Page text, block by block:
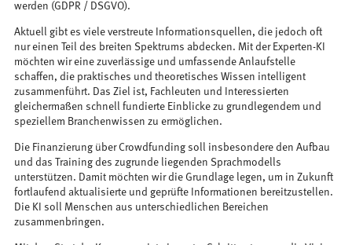
werden (GDPR / DSGVO).
Aktuell gibt es viele verstreute Informationsquellen, die jedoch oft
nur einen Teil des breiten Spektrums abdecken. Mit der Experten-KI
möchten wir eine zuverlässige und umfassende Anlaufstelle
schaffen, die praktisches und theoretisches Wissen intelligent
zusammenführt. Das Ziel ist, Fachleuten und Interessierten
gleichermaßen schnell fundierte Einblicke zu grundlegendem und
speziellem Branchenwissen zu ermöglichen.
Die Finanzierung über Crowdfunding soll insbesondere den Aufbau
und das Training des zugrunde liegenden Sprachmodells
unterstützen. Damit möchten wir die Grundlage legen, um in Zukunft
fortlaufend aktualisierte und geprüfte Informationen bereitzustellen.
Die KI soll Menschen aus unterschiedlichen Bereichen
zusammenbringen.